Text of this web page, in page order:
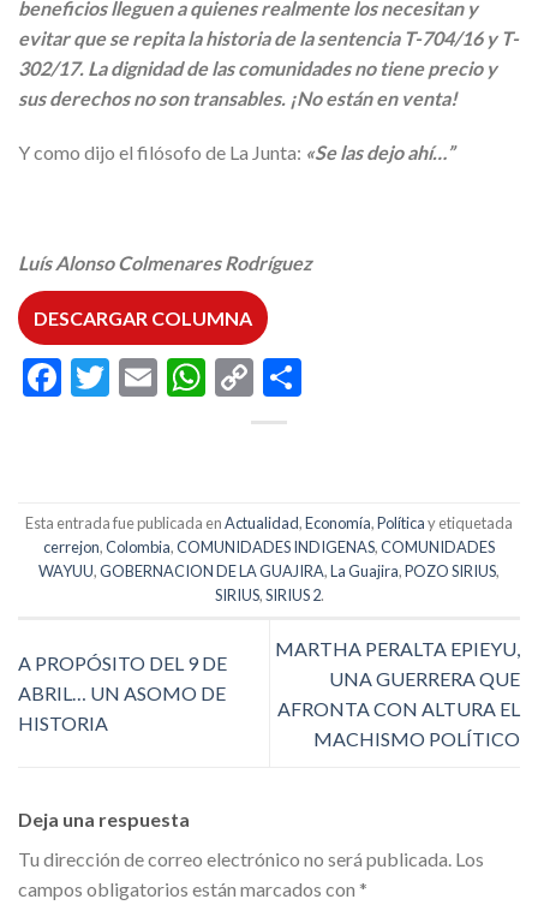
beneficios lleguen a quienes realmente los necesitan y
evitar que se repita la historia de la sentencia T-704/16 y T-
302/17. La dignidad de las comunidades no tiene precio y
sus derechos no son transables. ¡No están en venta!
Y como dijo el filósofo de La Junta: «Se las dejo ahí…”
Luís Alonso Colmenares Rodríguez
DESCARGAR COLUMNA
Facebook
Twitter
EmailWhatsApp
Copy
Link
Esta entrada fue publicada enActualidad,Economía,Políticay etiquetada
cerrejon,Colombia,COMUNIDADES INDIGENAS,COMUNIDADES
WAYUU,GOBERNACION DE LA GUAJIRA,La Guajira,POZO SIRIUS,
SIRIUS,SIRIUS 2.
A PROPÓSITO DEL 9 DE
ABRIL… UN ASOMO DE
HISTORIA
MARTHA PERALTA EPIEYU,
UNA GUERRERA QUE
AFRONTA CON ALTURA EL
MACHISMO POLÍTICO
Deja una respuesta
Tu dirección de correo electrónico no será publicada. Los
campos obligatorios están marcados con *